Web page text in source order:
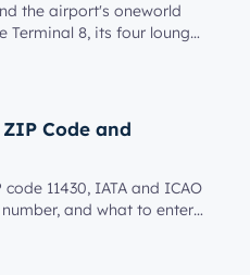
the airport's oneworld
Terminal 8, its four lounges
Code and
11430, IATA and ICAO
and what to enter